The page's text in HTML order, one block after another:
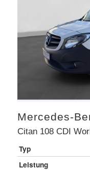
Mercedes-
Citan 108 CDI
Typ
Leistung